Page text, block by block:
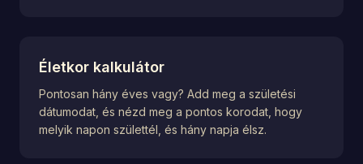
Életkor kalkulátor
Pontosan hány éves vagy? Add meg a születési
dátumodat, és nézd meg a pontos korodat, hogy
melyik napon születtél, és hány napja élsz.